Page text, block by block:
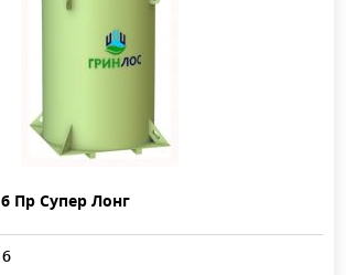
Пр Супер Лонг
6